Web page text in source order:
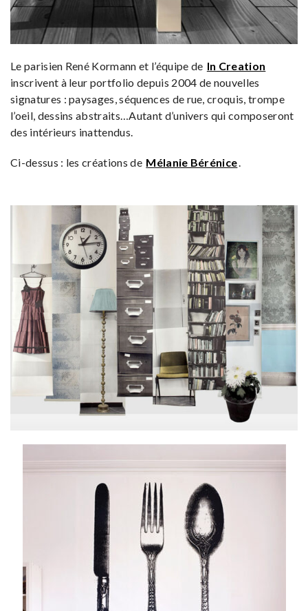
Le parisien René Kormann et l’équipe de In Creation
inscrivent à leur portfolio depuis 2004 de nouvelles
signatures : paysages, séquences de rue, croquis, trompe
l’oeil, dessins abstraits…Autant d’univers qui composeront
des intérieurs inattendus.
Ci-dessus : les créations de Mélanie Bérénice.